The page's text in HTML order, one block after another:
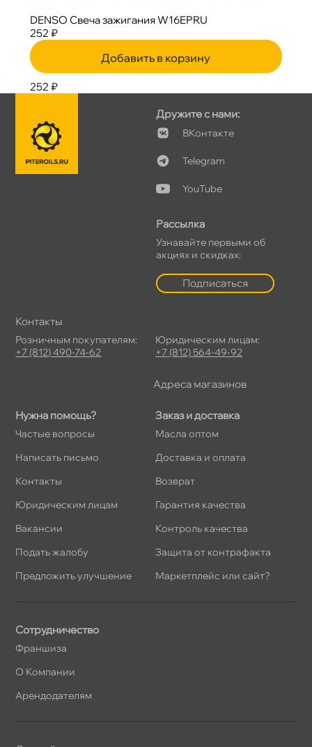
DENSO Свеча зажигания W16EPRU
252 ₽
Добавить в корзину
252 ₽
Нужна помощь?
Частые вопросы
Написать письмо
Контакты
Юридическим лицам
акансии
Подать жалобу
Предложить улучшение
Заказ и доставка
Масла оптом
Доставка и оплата
озврат
Гарантия качества
Контроль качества
Защита от контрафакта
Маркетплейс или сайт?
Дружите с нами:
Контакте
Telegram
YouTube
Рассылка
Узнавайте первыми о
акциях и скидках:
Подписаться
Сотрудничество
Франшиза
О Компании
Арендодателям
Контакты
Розничным покупателям:
+7 (812) 490-74-62
Юридическим лицам:
+7 (812) 564-49-92
Адреса магазино